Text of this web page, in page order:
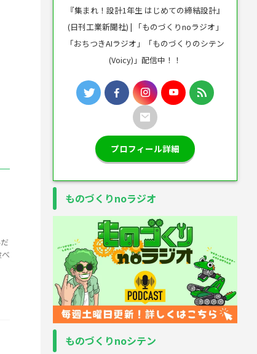
『集まれ！設計1年生 はじめての締結設計』
(日刊工業新聞社) | 「ものづくりnoラジオ」
「おちつきAIラジオ」「ものづくりのシテン
(Voicy)」配信中！！
プロフィール詳細
ものづくりnoラジオ
ものづくりnoシテン